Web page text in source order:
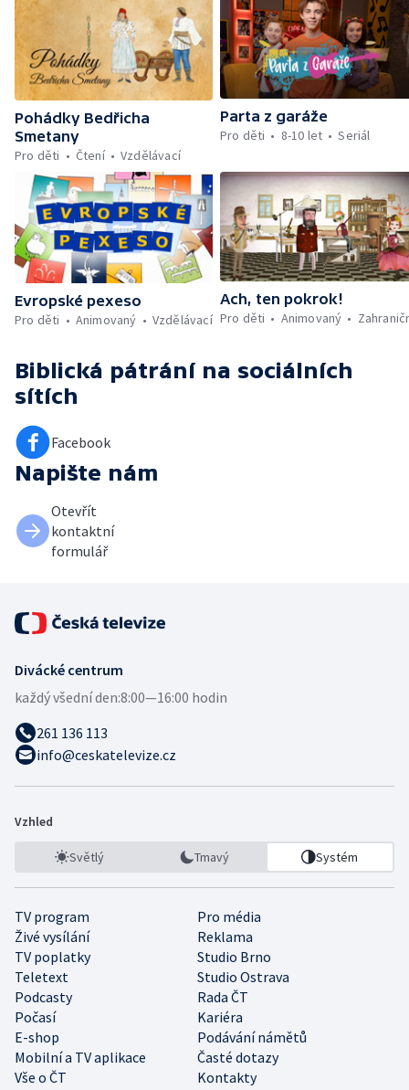
Pohádky Bedřicha
Smetany
Pro děti
Čtení Vzdělávací
Parta z garáže
Pro děti
8-10 let Seriál
Evropské pexeso
Pro děti
Animovaný Vzdělávací
Ach, ten pokrok!
Pro děti
Animovaný
Biblická pátrání na sociálních
sítích
Facebook
Napište nám
Otevřít
kontaktní
formulář
Divácké centrum
každý všední den:8:00—16:00 hodin
261 136 113
info@ceskatelevize.cz
Vzhled
Světlý Tmavý Systém
TV program
Pro média
Živé vysílání
Reklama
TV poplatky
Studio Brno
Teletext
Studio Ostrava
Podcasty
Rada ČT
Počasí
Kariéra
E-shop
Podávání námětů
Mobilní a TV aplikace
Časté dotazy
Vše o ČT
Kontakty